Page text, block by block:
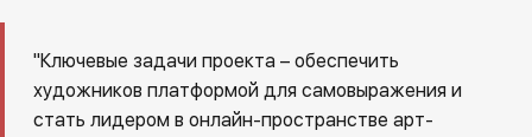
"Ключевые задачи проекта – обеспечить
художников платформой для самовыражения и
стать лидером в онлайн-пространстве арт-